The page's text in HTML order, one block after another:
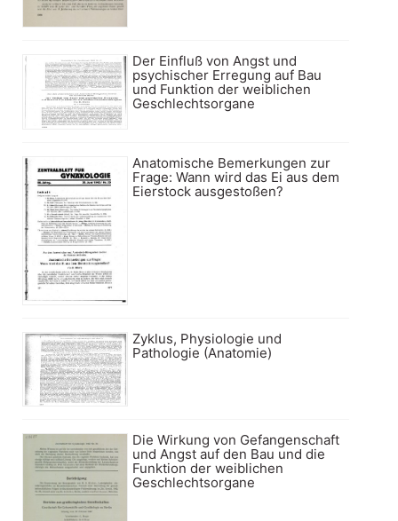
Der Einfluß von Angst und
psychischer Erregung auf Bau
und Funktion der weiblichen
Geschlechtsorgane
Anatomische Bemerkungen zur
Frage: Wann wird das Ei aus dem
Eierstock ausgestoßen?
Zyklus, Physiologie und
Pathologie (Anatomie)
Die Wirkung von Gefangenschaft
und Angst auf den Bau und die
Funktion der weiblichen
Geschlechtsorgane